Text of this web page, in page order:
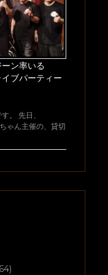
ン率いる
イブパーティー
。 先日、
ゃん主催の、貸切